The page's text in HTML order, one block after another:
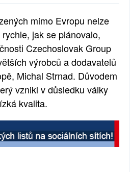
mimo Evropu nelze
jak se plánovalo,
Czechoslovak Group
výrobců a dodavatelů
Michal Strnad. Důvodem
vznikl v důsledku války
kvalita.